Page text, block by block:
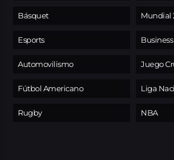
Básquet
Esports
Automovilismo
Fútbol Americano
Rugby
Mundial
Business
Juego
Liga
NBA